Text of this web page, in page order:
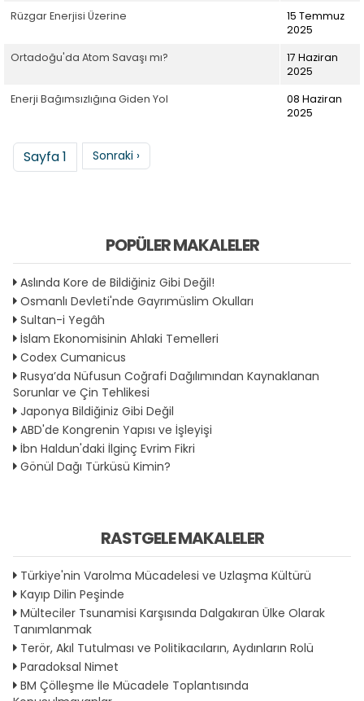
Rüzgar Enerjisi Üzerine
15 Temmuz
2025
Ortadoğu'da Atom Savaşı mı?
17 Haziran
2025
Enerji Bağımsızlığına Giden Yol
08 Haziran
2025
Sayfalama
Sayfa 1 Sonraki sayfa
Sonraki ›
POPÜLER MAKALELER
Aslında Kore de Bildiğiniz Gibi Değil!
Osmanlı Devleti'nde Gayrımüslim Okulları
Sultan-i Yegâh
İslam Ekonomisinin Ahlaki Temelleri
Codex Cumanicus
Rusya’da Nüfusun Coğrafi Dağılımından Kaynaklanan
Sorunlar ve Çin Tehlikesi
Japonya Bildiğiniz Gibi Değil
ABD'de Kongrenin Yapısı ve İşleyişi
İbn Haldun'daki İlginç Evrim Fikri
Gönül Dağı Türküsü Kimin?
RASTGELE MAKALELER
Türkiye'nin Varolma Mücadelesi ve Uzlaşma Kültürü
Kayıp Dilin Peşinde
Mülteciler Tsunamisi Karşısında Dalgakıran Ülke Olarak
Tanımlanmak
Terör, Akıl Tutulması ve Politikacıların, Aydınların Rolü
Paradoksal Nimet
BM Çölleşme İle Mücadele Toplantısında